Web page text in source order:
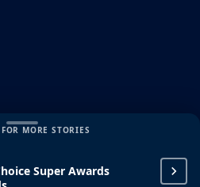
MORE STORIES
Super Awards
Disclaimer